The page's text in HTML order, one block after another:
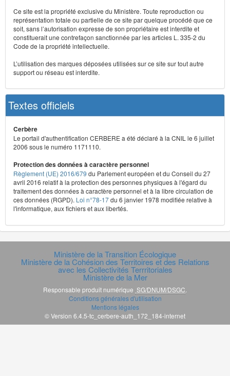
Ce site est la propriété exclusive du Ministère. Toute reproduction ou
représentation totale ou partielle de ce site par quelque procédé que ce
soit, sans l’autorisation expresse de son propriétaire est interdite et
constituerait une contrefaçon sanctionnée par les articles L. 335-2 du
Code de la propriété intellectuelle.
L’utilisation des marques déposées utilisées sur ce site sur tout autre
support ou réseau est interdite.
Textes officiels
Cerbère
Le portail d'authentification CERBERE a été déclaré à la CNIL le 6 juillet
2006 sous le numéro 1171110.
Protection des données à caractère personnel
Règlement (UE) 2016/679 du Parlement européen et du Conseil du 27
avril 2016 relatif à la protection des personnes physiques à l'égard du
traitement des données à caractère personnel et à la libre circulation de
ces données (RGPD). Loi n°78-17du 6 janvier 1978 modifiée relative à
l'informatique, aux fichiers et aux libertés.
Ministère de la Transition Écologique
Ministère de la Cohésion des Territoires et des Relations
avec les Collectivités Terrritoriales
Ministère de la Mer
Responsable produit numérique SG/DNUM/DSGC
Conditions générales d'utilisation
Mentions légales
© Version 6.4.5-tc_cerbere-auth_172_184-internet